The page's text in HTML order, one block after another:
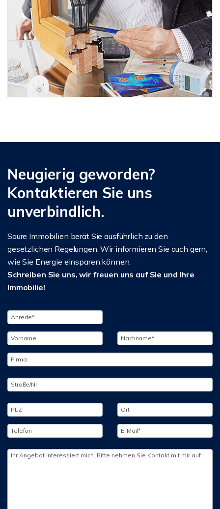
Neugierig geworden?
Kontaktieren Sie uns
unverbindlich.
Saure Immobilien berät Sie ausführlich zu den
gesetzlichen Regelungen. Wir informieren Sie auch gern,
wie Sie Energie einsparen können.
Schreiben Sie uns, wir freuen uns auf Sie und Ihre
Immobilie!